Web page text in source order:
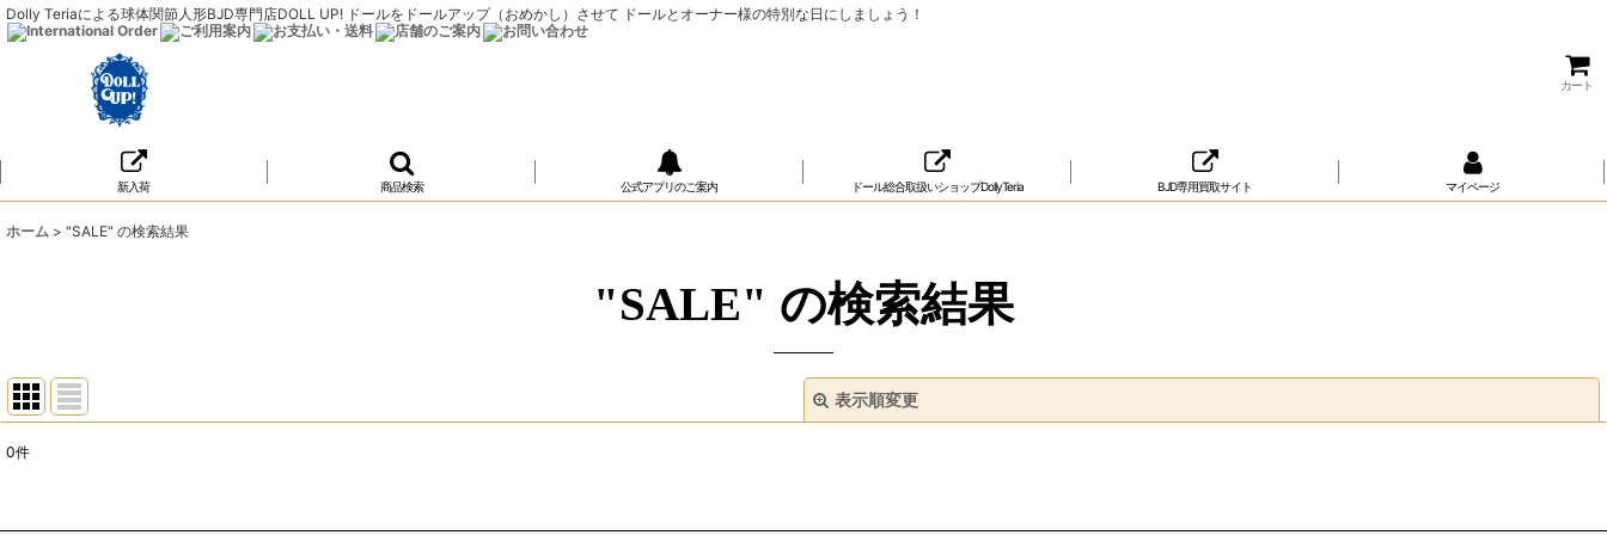
Dolly Teriaによる球体関節人形BJD専門店DOLL UP! ドールをドールアップ（おめかし）させて ドールとオーナー様の特別な日にしましょう！
カート
新入荷 商品検索 公式アプリのご案内 ドール総合取扱いショップDollyTeria BJD専用買取サイト マイページ
ホーム > "SALE" の検索結果
"SALE" の検索結果
表示順変更
商品検索
0件